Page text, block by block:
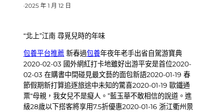
·2025 年 1 月 12 日
“北上”江南 尋覓兒時的年味
包養平台推薦 新春過包養年夜年老手出省自駕游寶典
2020-02-03 國外網紅打卡地雖好出游平安是首位2020-
02-03 在購書中間碰見最文藝的面包新語2020-01-19 春
節假期新打算追逐旅途中未知的驚喜2020-01-19 歐鐵通
票“母親，我女兒不是癡人。”藍玉華不敢相信的說道。進
級28歲以下搭客將享用7.5折優惠2020-01-16 浙江衢州景